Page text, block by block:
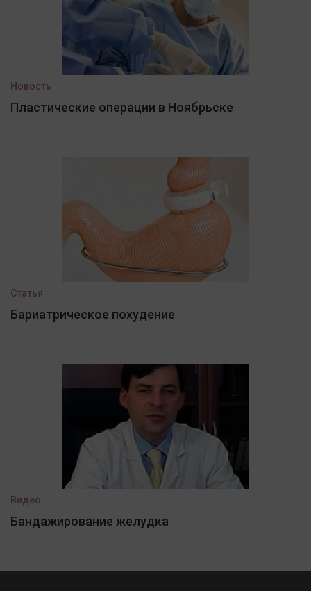
Новость
Пластические операции в Ноябрьске
Статья
Бариатрическое похудение
Видео
Бандажирование желудка